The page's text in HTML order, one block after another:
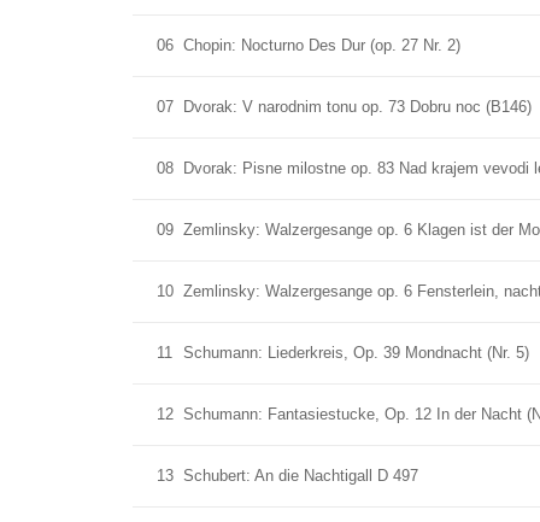
06 Chopin: Nocturno Des Dur (op. 27 Nr. 2)
07 Dvorak: V narodnim tonu op. 73 Dobru noc (B146)
08 Dvorak: Pisne milostne op. 83 Nad krajem vevodi
09 Zemlinsky: Walzergesange op. 6 Klagen ist der
10 Zemlinsky: Walzergesange op. 6 Fensterlein,
11 Schumann: Liederkreis, Op. 39 Mondnacht (Nr. 5)
12 Schumann: Fantasiestucke, Op. 12 In der Nacht
13 Schubert: An die Nachtigall D 497